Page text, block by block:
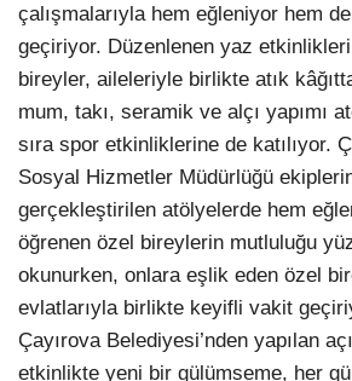
çalışmalarıyla hem eğleniyor hem
geçiriyor. Düzenlenen yaz
bireyler, aileleriyle birlikte atık
mum, takı, seramik ve alçı yapımı
sıra spor etkinliklerine de katılıyor.
Sosyal Hizmetler Müdürlüğü
gerçekleştirilen atölyelerde hem
öğrenen özel bireylerin mutluluğu
okunurken, onlara eşlik eden özel
evlatlarıyla birlikte keyifli vakit
Çayırova Belediyesi’nden yapılan
etkinlikte yeni bir gülümseme, her